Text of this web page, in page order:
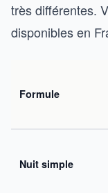
très différentes.
disponibles en
Formule
Nuit simple